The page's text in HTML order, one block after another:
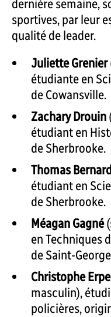
dernière semaine,
sportives, par leur
qualité de leader.
Juliette Grenier
étudiante en
de Cowansville.
Zachary Drouin
étudiant en
de Sherbrooke.
Thomas
étudiant en
de Sherbrooke.
Méagan Gagné
en Techniques
de Saint-
Christophe
masculin),
policières,